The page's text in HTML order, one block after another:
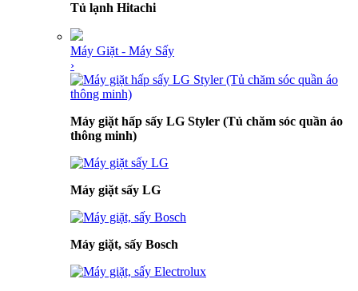
Tủ lạnh Hitachi
Máy Giặt - Máy Sấy
›
Máy giặt hấp sấy LG Styler (Tủ chăm sóc quần áo
thông minh)
Máy giặt sấy LG
Máy giặt, sấy Bosch